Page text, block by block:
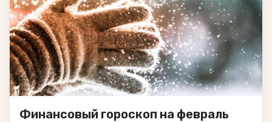
Финансовый гороскоп на февраль